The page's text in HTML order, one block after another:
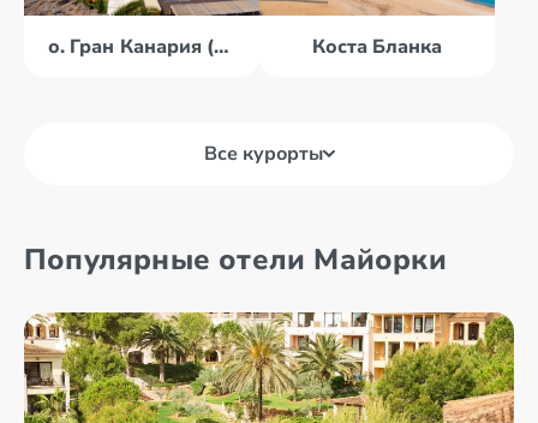
о. Гран Канария (Канары) Коста Бланка
Все курорты
о. Майорка
Популярные отели Майорки